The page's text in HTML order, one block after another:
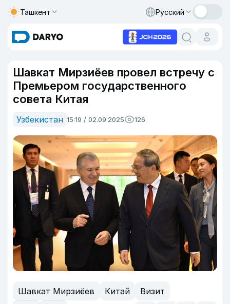
Ташкент Русский
Шавкат Мирзиёев провел встречу с
Премьером государственного
совета Китая
Узбекистан 15:19 / 02.09.2025 126
Шавкат Мирзиёев Китай
Визит